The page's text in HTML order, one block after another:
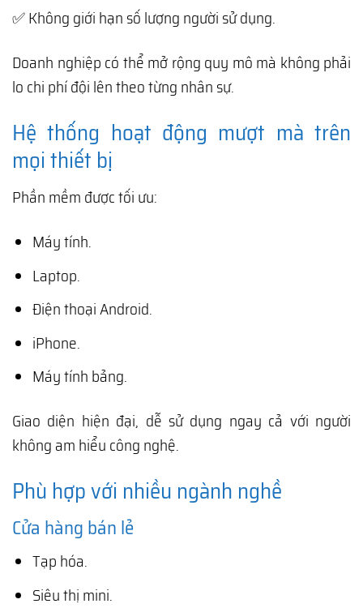
✅ Không giới hạn số lượng người sử dụng.
Doanh nghiệp có thể mở rộng quy mô mà không phải
lo chi phí đội lên theo từng nhân sự.
Hệ thống hoạt động mượt mà trên
mọi thiết bị
Phần mềm được tối ưu:
Máy tính.
Laptop.
Điện thoại Android.
iPhone.
Máy tính bảng.
Giao diện hiện đại, dễ sử dụng ngay cả với người
không am hiểu công nghệ.
Phù hợp với nhiều ngành nghề
Cửa hàng bán lẻ
Tạp hóa.
Siêu thị mini.